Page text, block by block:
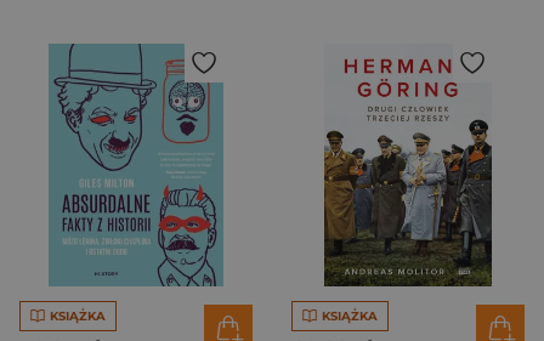
KSIĄŻKA KSIĄŻKA